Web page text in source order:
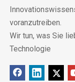
voranzutreiben.
Wir tun, was Sie
Technologie